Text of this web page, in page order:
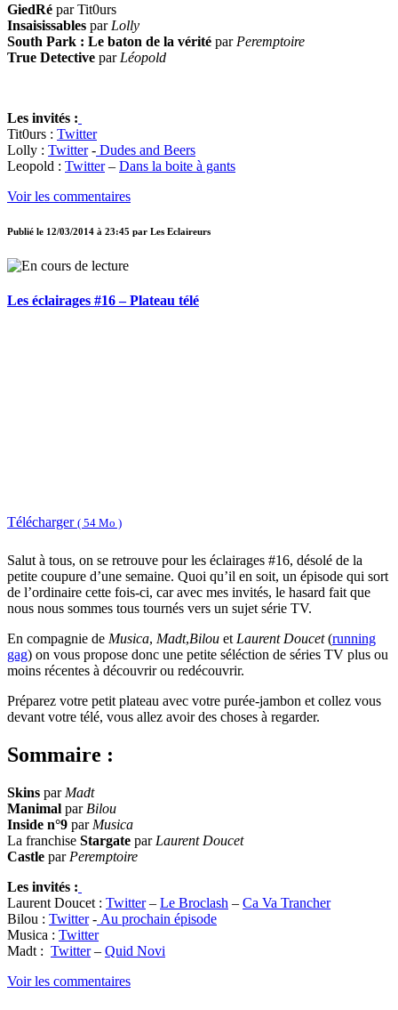
GiedRé par Tit0urs
Insaisissables parLolly
South Park : Le baton de la vérité par Peremptoire
True Detective par Léopold
Les invités :
Tit0urs : Twitter
Lolly : Twitter- Dudes and Beers
Leopold : Twitter– Dans la boite à gants
Voir les commentaires
Publié le 12/03/2014 à 23:45 par Les Eclaireurs
Les éclairages #16 – Plateau télé
Télécharger ( 54 Mo )
Salut à tous, on se retrouve pour les éclairages #16, désolé de la
petite coupure d’une semaine. Quoi qu’il en soit, un épisode qui sort
de l’ordinaire cette fois-ci, car avec mes invités, le hasard fait que
nous nous sommes tous tournés vers un sujet série TV.
En compagnie de Musica, Madt,Bilou et Laurent Doucet(running
gag) on vous propose donc une petite séléction de séries TV plus ou
moins récentes à découvrir ou redécouvrir.
Préparez votre petit plateau avec votre purée-jambon et collez vous
devant votre télé, vous allez avoir des choses à regarder.
Sommaire :
Skins par Madt
Manimal par Bilou
Inside n°9 par Musica
La franchise Stargate par Laurent Doucet
Castle par Peremptoire
Les invités :
Laurent Doucet : Twitter– Le Broclash – Ca Va Trancher
Bilou : Twitter- Au prochain épisode
Musica : Twitter
Madt : Twitter– Quid Novi
Voir les commentaires